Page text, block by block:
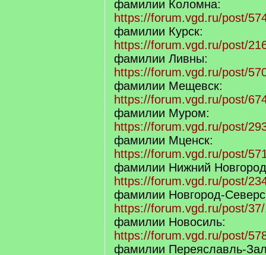
фамилии Коломна:
https://forum.vgd.ru/post/
фамилии Курск:
https://forum.vgd.ru/post/
фамилии Ливны:
https://forum.vgd.ru/post/
фамилии Мещевск:
https://forum.vgd.ru/post/
фамилии Муром:
https://forum.vgd.ru/post/
фамилии Мценск:
https://forum.vgd.ru/post/
фамилии Нижний
https://forum.vgd.ru/post/
фамилии Новгород-
https://forum.vgd.ru/post/
фамилии Новосиль:
https://forum.vgd.ru/post/
фамилии Переяславль-